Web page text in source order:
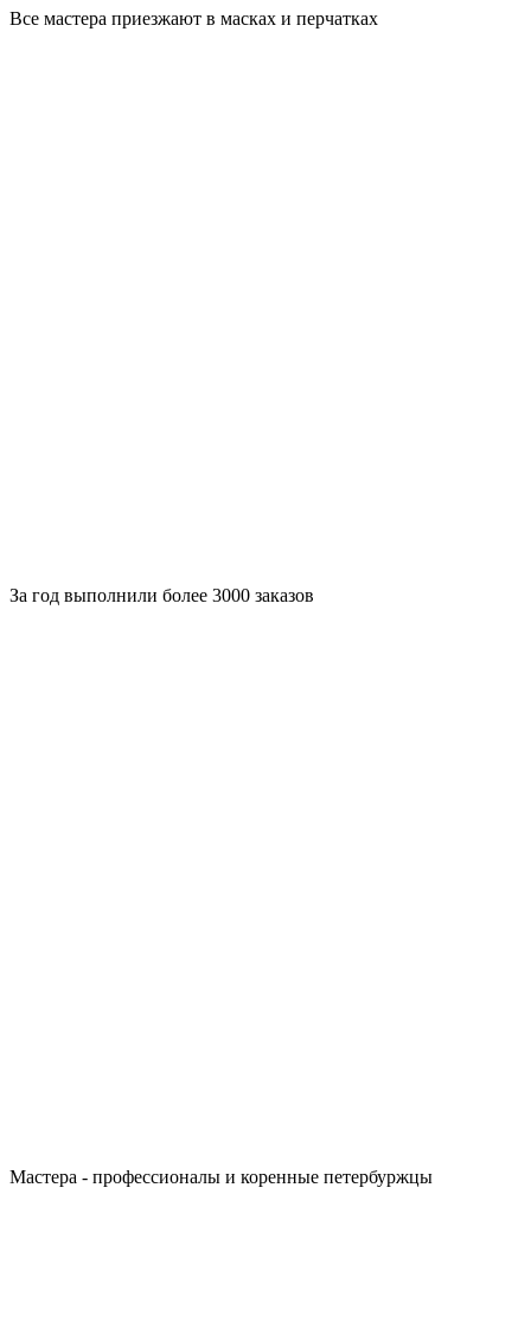
Все мастера приезжают в масках и перчатках
За год выполнили более 3000 заказов
Мастера - профессионалы и коренные петербуржцы